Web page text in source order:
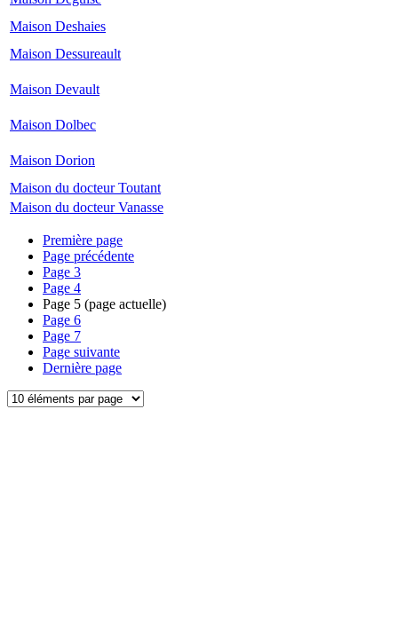
Maison Deshaies
Maison Dessureault
Maison Devault
Maison Dolbec
Maison Dorion
Maison du docteur Toutant
Maison du docteur Vanasse
Première page
Page précédente
Page 3
Page 4
Page 5 (page actuelle)
Page 6
Page 7
Page suivante
Dernière page